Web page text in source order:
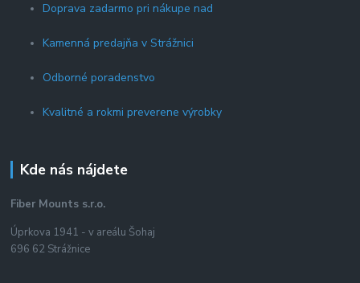
Doprava zadarmo pri nákupe nad
Kamenná predajňa v Strážnici
Odborné poradenstvo
Kvalitné a rokmi preverene výrobky
Kde nás nájdete
Fiber Mounts s.r.o.
Úprkova 1941 - v areálu Šohaj
696 62 Strážnice